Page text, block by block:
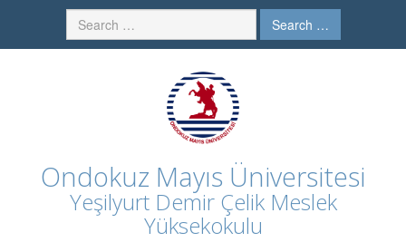
Search …
Ondokuz Mayıs Üniversitesi
Yeşilyurt Demir Çelik Meslek
Yüksekokulu